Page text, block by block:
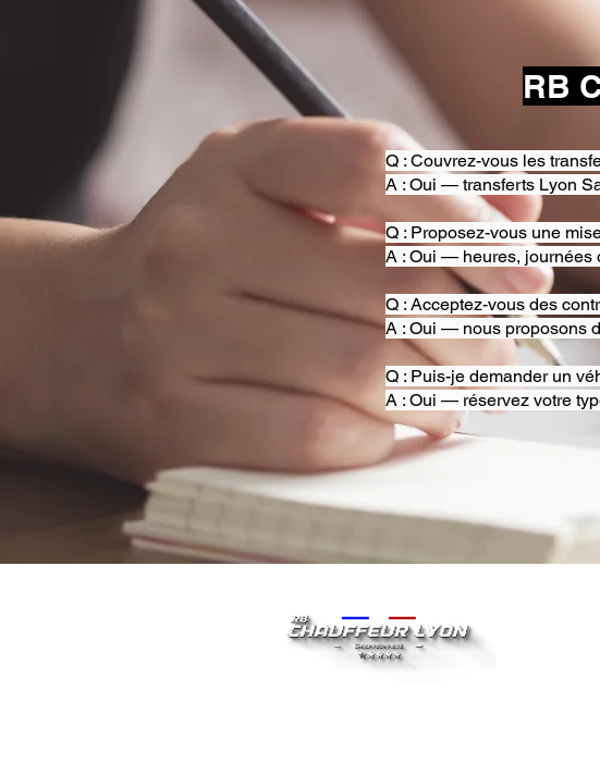
RB
Q : Couvrez-vous les
A : Oui — transferts Lyon
Q : Proposez-vous une
A : Oui — heures, journées
Q : Acceptez-vous des
A : Oui — nous proposons
Q : Puis-je demander un
A : Oui — réservez votre